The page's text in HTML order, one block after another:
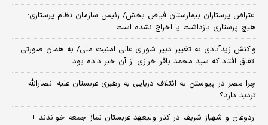
اعتراض پرستاران بیمارستان فیاض بخش/ رئیس سازمان نظام پرستاری:
هیچ پرستاری بازداشت یا اخراج نشده است
واکنش زیدآبادی به تغییر دبیر شورای عالی امنیت ملی/ به همان صورتی
اتفاق افتاد که سید محمد باقر خرازی از آن خبر داده بود
چرا مصر در پیوستن به ائتلاف دریایی به رهبری عربستان علیه انصارالله
تردید دارد؟
اردوغان و شهباز شریف در کنار ولیعهد عربستان نماز جمعه خواندند +